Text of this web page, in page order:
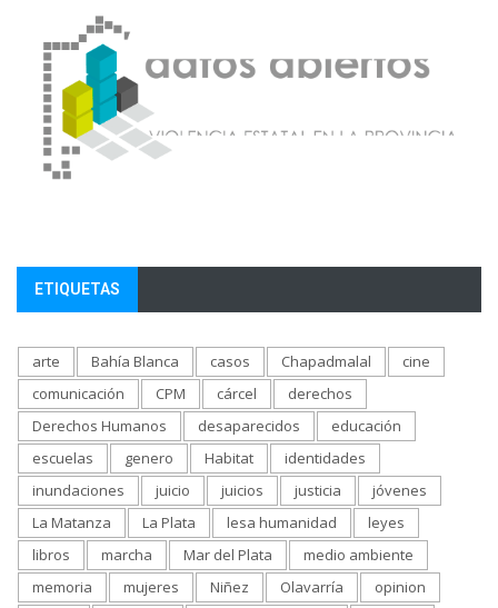
ETIQUETAS
arte Bahía Blanca casos Chapadmalal
cine
comunicación
CPM cárcel
derechos
Derechos Humanos
desaparecidos
educación
escuelas
genero Habitat
identidades
inundaciones
juicio juicios justicia
jóvenes
La Matanza
La Plata lesa humanidad
leyes
libros
marcha Mar del Plata
medio ambiente
memoria
mujeres Niñez Olavarría
opinion